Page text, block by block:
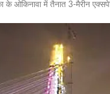
के ओकिनावा में तैनात 3-मैरीन